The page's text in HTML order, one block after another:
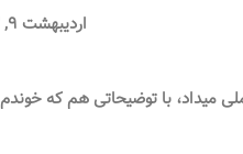
اردیبهشت 9, 1403
میداد، با توضیحاتی هم که خوندم